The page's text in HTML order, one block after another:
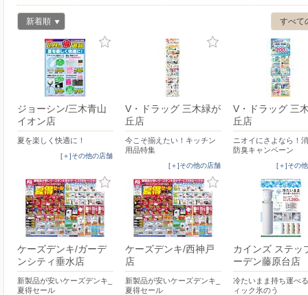
すべて
新着順
ジョーシン/三木青山
イオン店
夏を楽しく快適に！
[＋]その他の店舗
V・ドラッグ 三木緑が
丘店
今こそ揃えたい！キッチン
用品特集
[＋]その他の店舗
V・ドラッグ 三
丘店
ニオイにさよなら！
防臭キャンペーン
[＋]その
ケーズデンキ/ガーデ
ンシティ垂水店
新製品が安いケーズデンキ_
夏得セール
ケーズデンキ/西神戸
店
新製品が安いケーズデンキ_
夏得セール
カインズ ステッ
ーデン藤原台店
冷たいまま持ち運べ
ィック氷のう